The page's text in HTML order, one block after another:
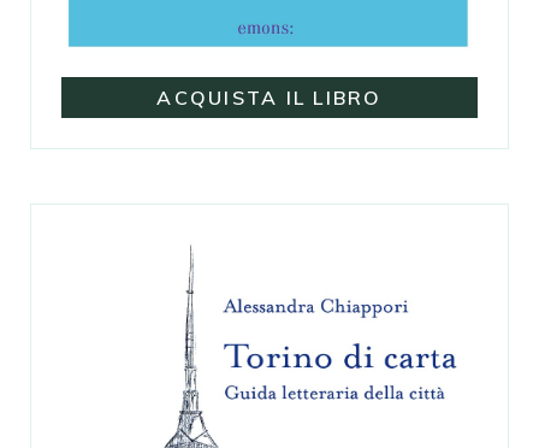
ACQUISTA IL LIBRO